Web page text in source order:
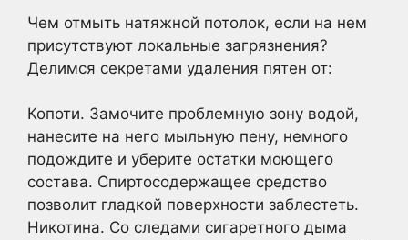
Чем отмыть натяжной потолок, если на нем
присутствуют локальные загрязнения?
Делимся секретами удаления пятен от:
Копоти. Замочите проблемную зону водой,
нанесите на него мыльную пену, немного
подождите и уберите остатки моющего
состава. Спиртосодержащее средство
позволит гладкой поверхности заблестеть.
Никотина. Со следами сигаретного дыма